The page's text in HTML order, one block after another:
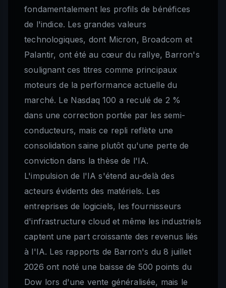
fondamentalement les profils de bénéfices
de l'indice. Les grandes valeurs
technologiques, dont Micron, Broadcom et
Palantir, ont été au cœur du rallye, Barron's
soulignant ces titres comme principaux
moteurs de la performance actuelle du
marché. Le Nasdaq 100 a reculé de 2 %
dans une correction portée par les semi-
conducteurs, mais ce repli reflète une
consolidation saine plutôt qu'une perte de
conviction dans la thèse de l'IA.
L'impulsion de l'IA s'étend au-delà des
acteurs évidents des matériels. Les
entreprises de logiciels, les fournisseurs
d'infrastructure cloud et même les industriels
captent une part croissante des revenus liés
à l'IA. Les rapports de Barron's du 8 juillet
2026 ont noté une baisse de 500 points du
Dow lors d'une vente généralisée, mais le